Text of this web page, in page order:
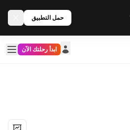
حمل التطبيق
ابدأ رحلتك الآن